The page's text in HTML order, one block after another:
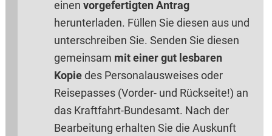
einen vorgefertigten Antrag
herunterladen. Füllen Sie diesen aus und
unterschreiben Sie. Senden Sie diesen
gemeinsam mit einer gut lesbaren
Kopiedes Personalausweises oder
Reisepasses (Vorder- und Rückseite!) an
das Kraftfahrt-Bundesamt. Nach der
Bearbeitung erhalten Sie die Auskunft